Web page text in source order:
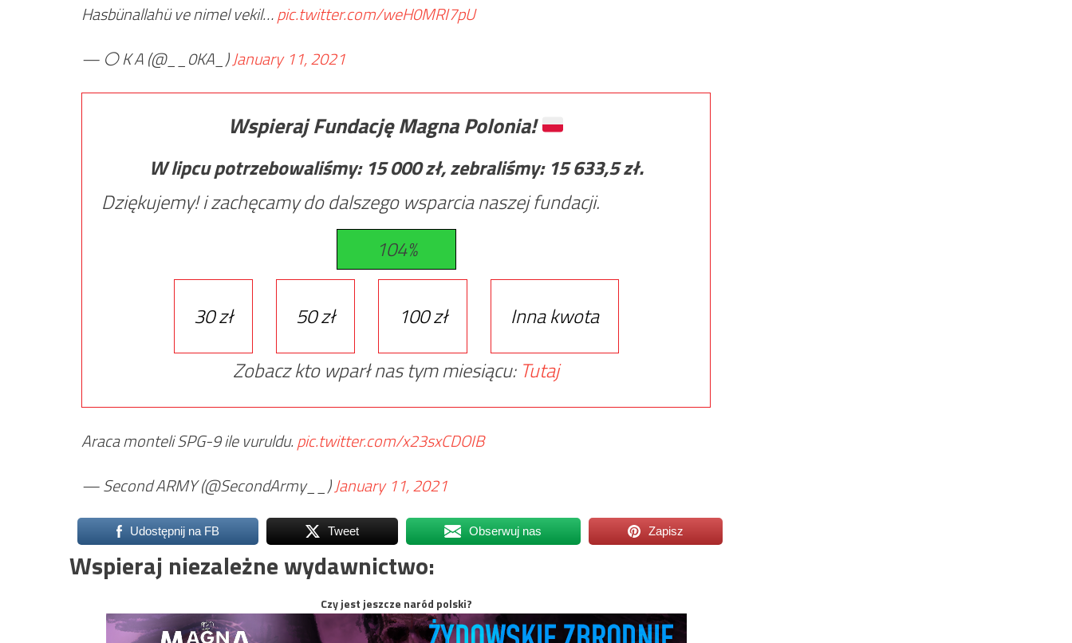
Hasbünallahü ve nimel vekil…pic.twitter.com/weH0MRI7pU
— ⚪️ K A (@__0KA_)January 11, 2021
Wspieraj Fundację Magna Polonia!
W lipcu potrzebowaliśmy: 15 000zł, zebraliśmy: 15 633,5zł.
Dziękujemy! i zachęcamy do dalszego wsparcia naszej fundacji.
104%
30 zł 50 zł 100 zł
Inna kwota
Zobacz kto wparł nas tym miesiącu: Tutaj
Araca monteli SPG-9 ile vuruldu.pic.twitter.com/x23sxCDOIB
— Second ARMY (@SecondArmy__)January 11, 2021
Udostępnij na FB Tweet Obserwuj nas Zapisz
Wspieraj niezależne wydawnictwo:
Czy jest jeszcze naród polski?